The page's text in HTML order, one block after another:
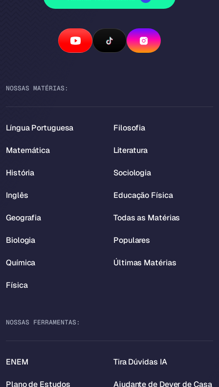
NOSSAS MATÉRIAS:
Língua Portuguesa
Matemática
História
Inglês
Geografia
Biologia
Química
Física
Filosofia
Literatura
Sociologia
Educação Física
Todas as Matérias
Populares
Últimas Matérias
NOSSAS FERRAMENTAS:
ENEM
Plano de Estudos
Tira Dúvidas IA
Ajudante de Dever de Casa